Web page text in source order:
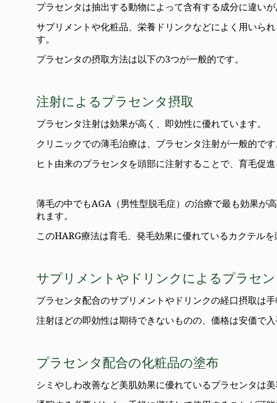
プラセンタは抽出する動物によって含有する成分に違いが
サプリメントや化粧品、栄養ドリンクなどによく用いら
す。
プラセンタの摂取方法は以下の3つが一般的です。
注射によるプラセンタ摂取
プラセンタ注射は効果が高く、即効性に優れています。
クリニックでの薄毛治療は、プラセンタ注射が一般的です
ヒト由来のプラセンタを頭部に注射することで、育毛促進
薄毛の中でもAGA（男性型脱毛症）の治療で最も効果が
れます。
このHARG療法は育毛、発毛効果に優れているカクテル
サプリメントやドリンクによるプラセ
プラセンタ配合のサプリメントやドリンクの経口摂取は
注射ほどの即効性は期待できないものの、価格は安価で
プラセンタ配合の化粧品の塗布
シミやしわ改善など美肌効果に優れているプラセンタは